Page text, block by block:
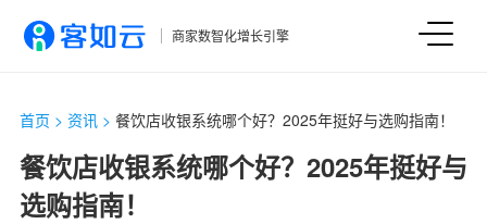
商家数智化增长引擎
首页 > 资讯> 餐饮店收银系统哪个好？2025年挺好与选购指南！
餐饮店收银系统哪个好？2025年挺好与
选购指南！